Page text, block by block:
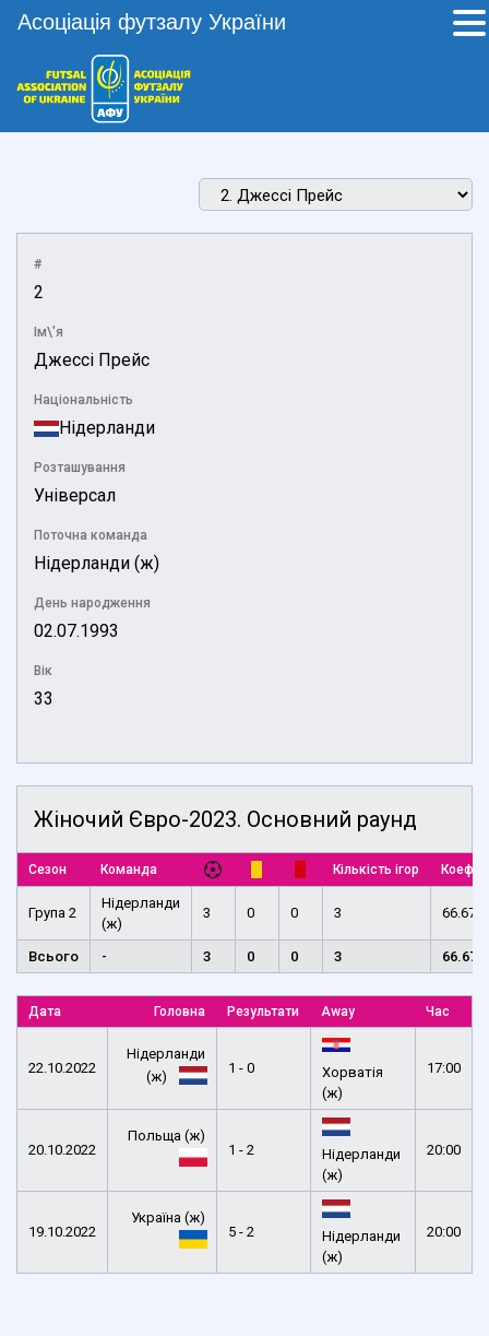
#
2
Ім\'я
Джессі Прейс
Національність
Нідерланди
Розташування
Універсал
Поточна команда
Нідерланди (ж)
День народження
02.07.1993
Вік
33
Жіночий Євро-2023. Основний раунд
Сезон Команда Кількість ігор
Група 2
Нідерланди
(ж)
3 0 0 3 66.67
Всього - 3 0 0 3 66.67
Дата Головна Результати Away Час
22.10.2022
Нідерланди
(ж)
1 - 0
Хорватія
(ж)
17:00
20.10.2022
Польща (ж)
1 - 2
Нідерланди
(ж)
20:00
19.10.2022
Україна (ж)
5 - 2
Нідерланди
(ж)
20:00
Асоціація футзалу України